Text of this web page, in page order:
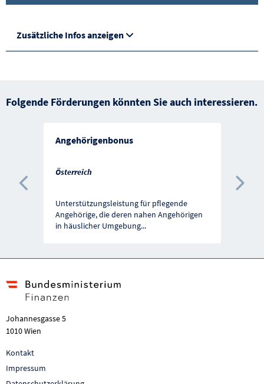
Zusätzliche Infos anzeigen
Folgende Förderungen könnten Sie auch interessieren.
Angehörigenbonus
Österreich
Unterstützungsleistung für pflegende
Angehörige, die deren nahen Angehörigen
in häuslicher Umgebung...
Vorherige Förderung
Johannesgasse 5
1010 Wien
Kontakt
Impressum